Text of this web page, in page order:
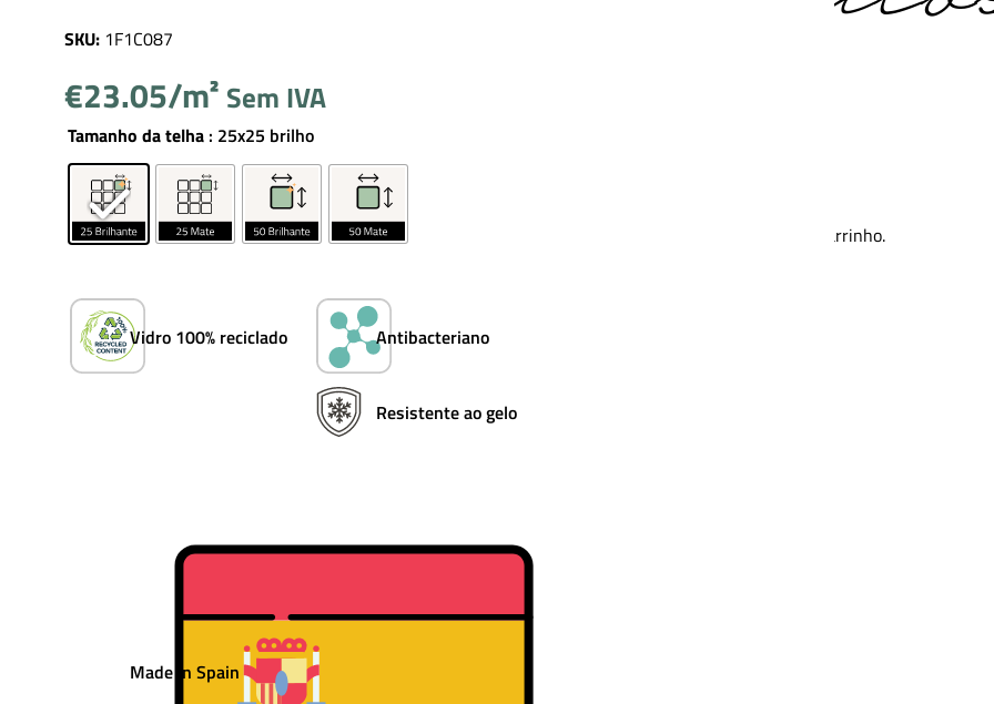
Pesquisar
×
Nenhum produto no carrinho.
SKU: 1F1C087
€23.05 Sem IVA
Tamanho da telha : 25x25 brilho
Vidro 100% reciclado Antibacteriano
Made in Spain
Resistente ao gelo